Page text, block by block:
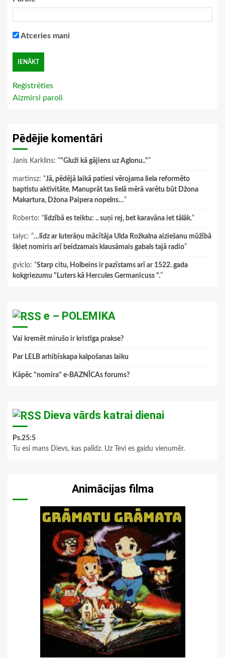
Atceries mani
Reģistrēties
Aizmirsi paroli
Pēdējie komentāri
Janis Karklins: “"Gluži kā gājiens uz Aglonu.."”
martinsz: “Jā, pēdējā laikā patiesi vērojama liela reformēto
baptistu aktivitāte. Manuprāt tas lielā mērā varētu būt Džona
Makartura, Džona Paipera nopelns…”
Roberto: “ līdzībā es teiktu: .. suņi rej, bet karavāna iet tālāk.”
talyc: “…līdz ar luterāņu mācītāja Ulda Rožkalna aiziešanu mūžībā
šķiet nomiris arī beidzamais klausāmais gabals tajā radio”
gviclo: “Starp citu, Holbeins ir pazīstams arī ar 1522. gada
kokgriezumu "Luters kā Hercules Germanicuss ".”
e – POLEMIKA
Vai kremēt mirušo ir kristīga prakse?
Par LELB arhibīskapa kalpošanas laiku
Kāpēc "nomira" e-BAZNĪCAs forums?
Dieva vārds katrai dienai
Ps.25:5
Tu esi mans Dievs, kas palīdz. Uz Tevi es gaidu vienumēr.
Animācijas filma